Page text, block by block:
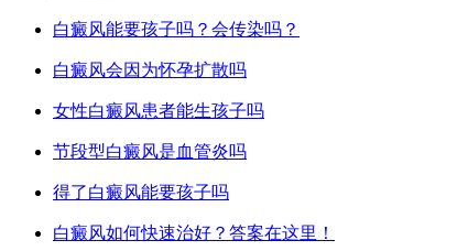
白癜风能要孩子吗？会传染吗？
白癜风会因为怀孕扩散吗
女性白癜风患者能生孩子吗
节段型白癜风是血管炎吗
得了白癜风能要孩子吗
白癜风如何快速治好？答案在这里！